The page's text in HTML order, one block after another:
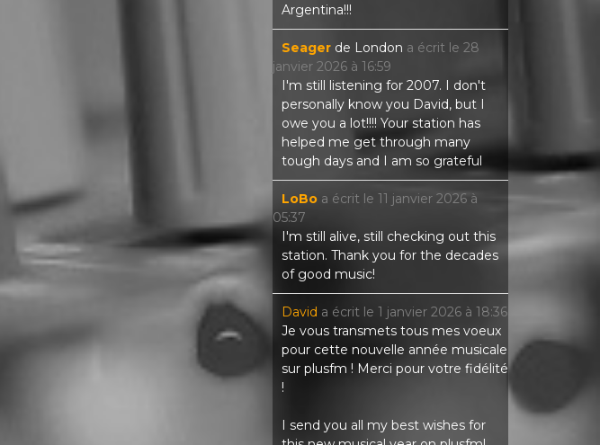
Argentina!!!
Seager de London a écrit le 28
janvier 2026 à 16:59
I'm still listening for 2007. I don't
personally know you David, but I
owe you a lot!!!! Your station has
helped me get through many
tough days and I am so grateful
LoBo a écrit le 11 janvier 2026 à
05:37
I'm still alive, still checking out this
station. Thank you for the decades
of good music!
David a écrit le 1 janvier 2026 à 18:36
Je vous transmets tous mes voeux
pour cette nouvelle année musicale
sur plusfm ! Merci pour votre fidélité
!
I send you all my best wishes for